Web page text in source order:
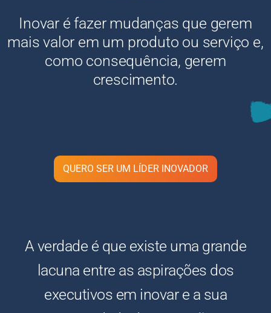
Inovar é fazer mudanças que gerem
mais valor em um produto ou serviço e,
como consequência, gerem
crescimento.
QUERO SER UM LÍDER INOVADOR
A verdade é que existe uma grande
lacuna entre as aspirações dos
executivos em inovar e a sua